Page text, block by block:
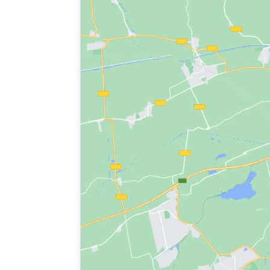
ENTARACHÉN · CAMINICO
Entarachén Bosco Global organiza el
de hierro de Santolaria y Erés, en Santa
La ruta, de 6 km y dificultad baja, estará
conocimiento sobre las plantas
El donativo íntegro de inscripción (15
la formación profesional de mujeres y
Más información e inscripciones: https://